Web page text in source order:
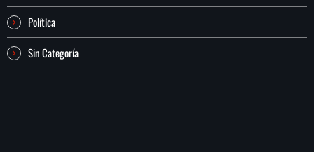
Política
Sin Categoría